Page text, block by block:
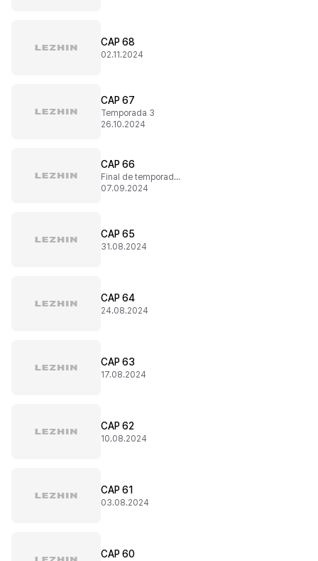
CAP 68
02.11.2024
CAP 67
Temporada 3
26.10.2024
CAP 66
Final de temporada 2
07.09.2024
CAP 65
31.08.2024
CAP 64
24.08.2024
CAP 63
17.08.2024
CAP 62
10.08.2024
CAP 61
03.08.2024
CAP 60